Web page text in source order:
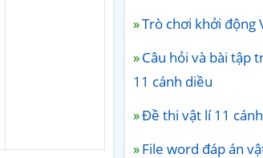
Trò chơi khởi động
Câu hỏi và bài tập
11 cánh diều
Đề thi vật lí 11
File word đáp án